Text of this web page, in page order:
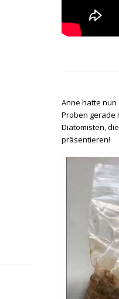
Anne hatte nun
Proben gerade
Diatomisten,
präsentieren!